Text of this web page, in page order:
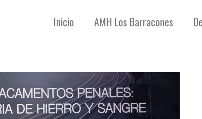
Inicio AMH Los Barracones